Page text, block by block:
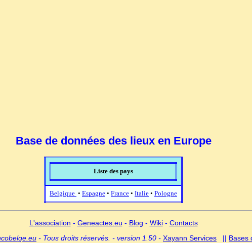
Base de données des lieux en Europe
Liste des pays
Belgique • Espagne • France • Italie • Pologne
L'association - Geneactes.eu - Blog - Wiki- Contacts
- Tous droits réservés. - version 1.50 - Xayann Services || Bases